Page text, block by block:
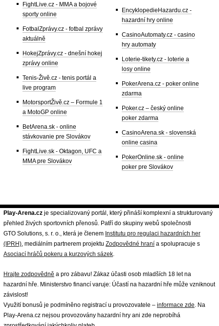
FightLive.cz - MMA a bojové
sporty online
FotbalZprávy.cz - fotbal zprávy
aktuálně
HokejZprávy.cz - dnešní hokej
zprávy online
Tenis-Živě.cz - tenis portál a
live program
MotorsportŽivě.cz – Formule 1
a MotoGP online
BetArena.sk - online
stávkovanie pre Slovákov
FightLive.sk - Oktagon, UFC a
MMA pre Slovákov
EncyklopedieHazardu.cz -
hazardní hry online
CasinoAutomaty.cz - casino
hry automaty
Loterie-tikety.cz - loterie a
losy online
PokerArena.cz - poker online
zdarma
Poker.cz – český online
poker zdarma
CasinoArena.sk - slovenská
online casina
PokerOnline.sk - online
poker pre Slovákov
Play-Arena.cz je specializovaný portál, který přináší komplexní a strukturovaný
přehled živých sportovních přenosů. Patří do skupiny webů společnosti
GTO Solutions, s. r. o., která je členem Institutu pro regulaci hazardních her
(IPRH) , mediálním partnerem projektu Zodpovědné hraní a spolupracuje s
Asociací hráčů pokeru a kurzových sázek
Hrajte zodpovědně a pro zábavu! Zákaz účasti osob mladších 18 let na
hazardní hře. Ministerstvo financí varuje: Účastí na hazardní hře může vzniknout
závislost!
Využití bonusů je podmíněno registrací u provozovatele – informace zde . Na
Play-Arena.cz nejsou provozovány hazardní hry ani zde neprobíhá